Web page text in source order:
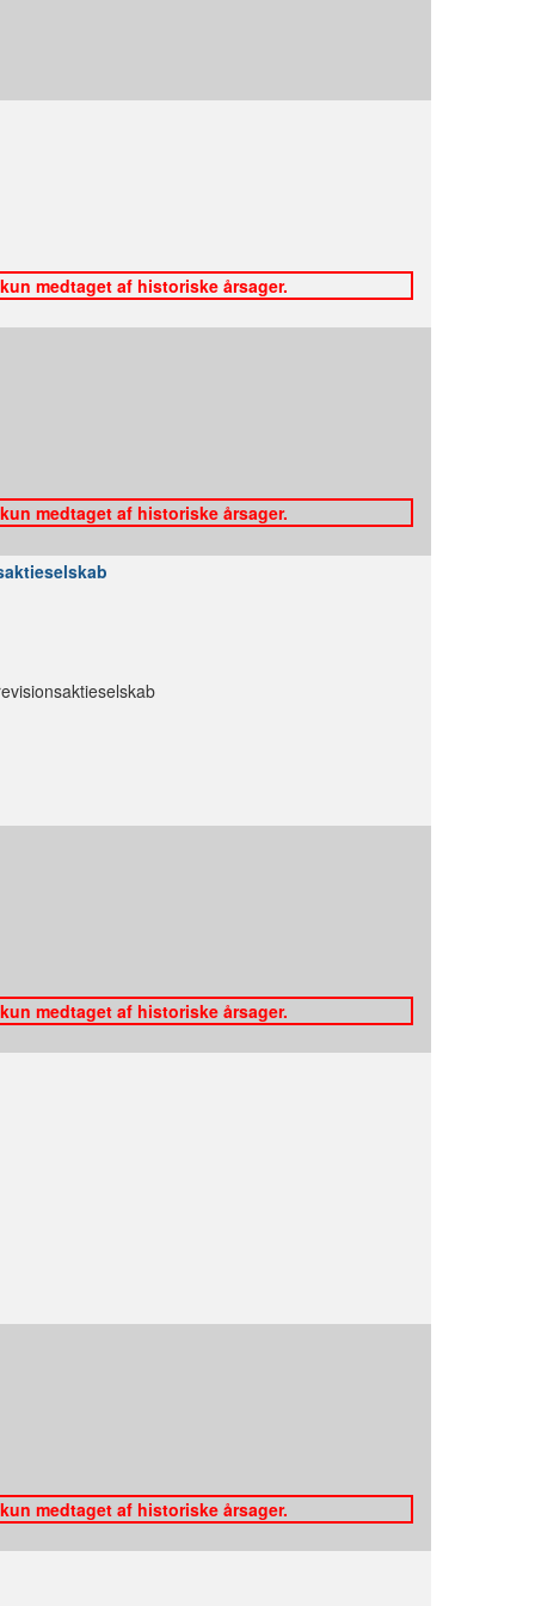
medtaget af historiske årsager.
medtaget af historiske årsager.
medtaget af historiske årsager.
medtaget af historiske årsager.